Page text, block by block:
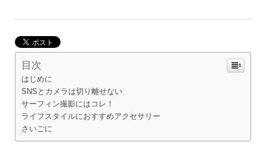
目次
はじめに
SNSとカメラは切り離せない
サーフィン撮影にはコレ！
ライフスタイルにおすすめアクセサリー
さいごに